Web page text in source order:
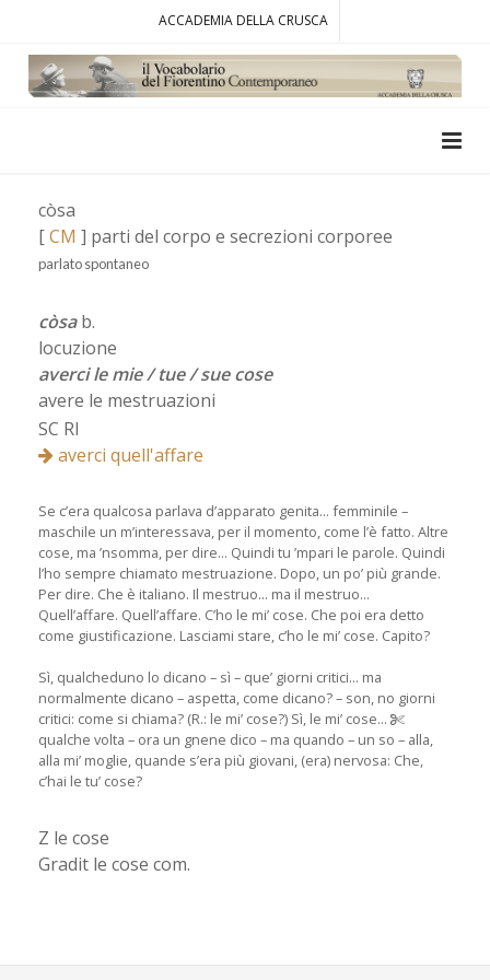
ACCADEMIA DELLA CRUSCA
còsa
[CM ] parti del corpo e secrezioni corporee
parlato spontaneo
còsab.
locuzione
averci le mie / tue / sue cose
avere le mestruazioni
SC RI
averci quell'affare
Se c’era qualcosa parlava d’apparato genita... femminile –
maschile un m’interessava, per il momento, come l’è fatto. Altre
cose, ma ’nsomma, per dire... Quindi tu ’mpari le parole. Quindi
l’ho sempre chiamato mestruazione. Dopo, un po’ più grande.
Per dire. Che è italiano. Il mestruo... ma il mestruo...
Quell’affare. Quell’affare. C’ho le mi’ cose. Che poi era detto
come giustificazione. Lasciami stare, c’ho le mi’ cose. Capito?
Sì, qualcheduno lo dicano – sì – que’ giorni critici... ma
normalmente dicano – aspetta, come dicano? – son, no giorni
critici: come si chiama? (R.: le mi’ cose?) Sì, le mi’ cose...
qualche volta – ora un gnene dico – ma quando – un so – alla,
alla mi’ moglie, quande s’era più giovani, (era) nervosa: Che,
c’hai le tu’ cose?
Z le cose
Gradit le cose com.